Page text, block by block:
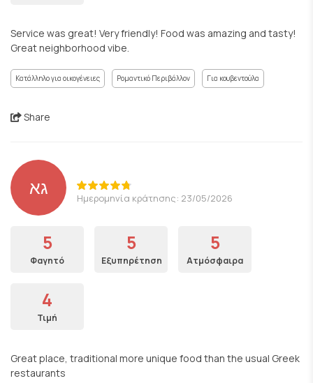
Service was great! Very friendly! Food was amazing and tasty!
Great neighborhood vibe.
Κατάλληλο για οικογένειες Ρομαντικό Περιβάλλον Για κουβεντούλα
Share
גא Ημερομηνία κράτησης: 23/05/2026
5
Φαγητό
5
Εξυπηρέτηση
5
Ατμόσφαιρα
4
Τιμή
Great place, traditional more unique food than the usual Greek
restaurants